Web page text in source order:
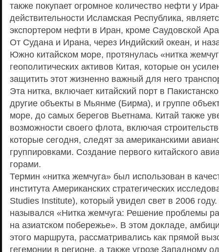
также покупает огромное количество нефти у
действительности Исламская Республика,
экспортером нефти в Иран, кроме Саудовской
От Судана и Ирана, через Индийский океан, и
Южно китайском море, протянулась «нитка
геополитических активов Китая, которые он
защитить этот жизненно важный для него
Эта нитка, включает китайский порт в
другие объекты в Мьянме (Бирма), и группе
море, до самых берегов Вьетнама. Китай также
возможности своего флота, включая
которые сегодня, следят за американскими
группировками. Создание первого китайского
горами.
Термин «нитка жемчуга» был использован в
института Американских стратегических
Studies Institute), который увидел свет в 2006
назывался «Нитка жемчуга: Решение проблемы
на азиатском побережье». В этом докладе,
этого маршрута, рассматривались как прямой
гегемонии в регионе, а также угрозе Западному